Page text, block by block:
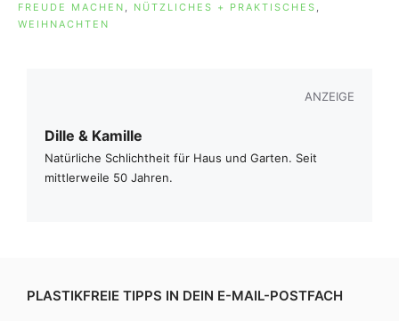
FREUDE MACHEN , NÜTZLICHES + PRAKTISCHES ,
WEIHNACHTEN
ANZEIGE
Dille & Kamille
Natürliche Schlichtheit für Haus und Garten. Seit
mittlerweile 50 Jahren.
PLASTIKFREIE TIPPS IN DEIN E-MAIL-POSTFACH